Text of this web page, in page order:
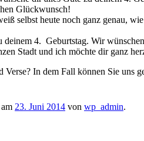
Glückwunsch!
selbst heute noch ganz genau,
4. Geburtstag. Wir
Stadt und ich möchte dir ganz
In dem Fall können Sie uns
23. Juni 2014 von wp_admin.